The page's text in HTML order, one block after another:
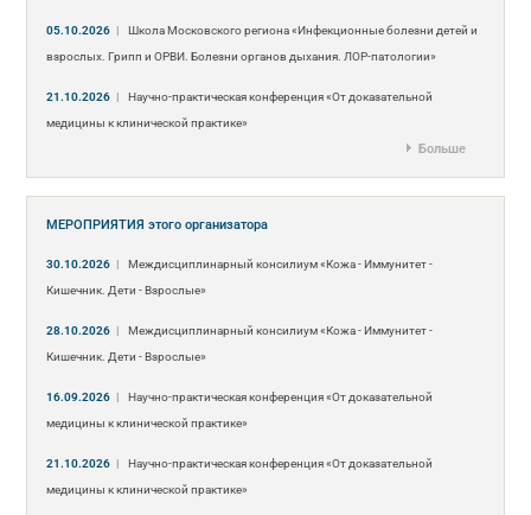
05.10.2026 |
Школа Московского региона «Инфекционные болезни детей и
взрослых. Грипп и ОРВИ. Болезни органов дыхания. ЛОР-патологии»
21.10.2026 |
Научно-практическая конференция «От доказательной
медицины к клинической практике»
Больше
МЕРОПРИЯТИЯэтого организатора
30.10.2026 |
Междисциплинарный консилиум «Кожа - Иммунитет -
Кишечник. Дети - Взрослые»
28.10.2026 |
Междисциплинарный консилиум «Кожа - Иммунитет -
Кишечник. Дети - Взрослые»
16.09.2026 |
Научно-практическая конференция «От доказательной
медицины к клинической практике»
21.10.2026 |
Научно-практическая конференция «От доказательной
медицины к клинической практике»